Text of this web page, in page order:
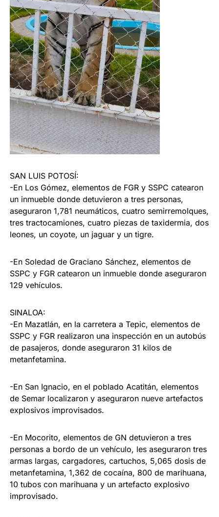
SAN LUIS POTOSÍ:
-En Los Gómez, elementos de FGR y SSPC catearon
un inmueble donde detuvieron a tres personas,
aseguraron 1,781 neumáticos, cuatro semirremolques,
tres tractocamiones, cuatro piezas de taxidermia, dos
leones, un coyote, un jaguar y un tigre.
-En Soledad de Graciano Sánchez, elementos de
SSPC y FGR catearon un inmueble donde aseguraron
129 vehículos.
SINALOA:
-En Mazatlán, en la carretera a Tepic, elementos de
SSPC y FGR realizaron una inspección en un autobús
de pasajeros, donde aseguraron 31 kilos de
metanfetamina.
-En San Ignacio, en el poblado Acatitán, elementos
de Semar localizaron y aseguraron nueve artefactos
explosivos improvisados.
-En Mocorito, elementos de GN detuvieron a tres
personas a bordo de un vehículo, les aseguraron tres
armas largas, cargadores, cartuchos, 5,065 dosis de
metanfetamina, 1,362 de cocaína, 800 de marihuana,
10 tubos con marihuana y un artefacto explosivo
improvisado.